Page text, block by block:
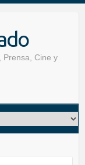
Prensa, Cine y